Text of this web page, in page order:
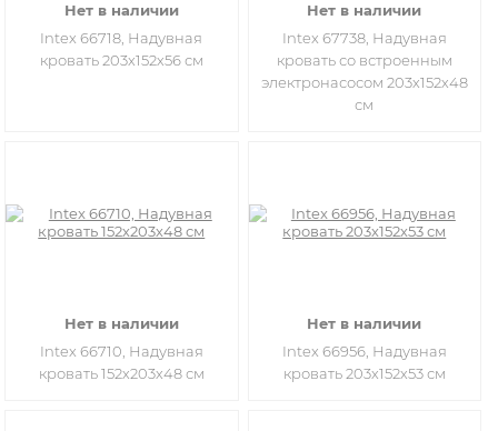
Нет в наличии
Intex 66718, Надувная
кровать 203х152х56 см
Нет в наличии
Intex 67738, Надувная
кровать со встроенным
электронасосом 203х152х48
см
Нет в наличии
Intex 66710, Надувная
кровать 152х203х48 см
Нет в наличии
Intex 66956, Надувная
кровать 203х152х53 см